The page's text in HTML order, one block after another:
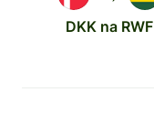
DKK na RWF